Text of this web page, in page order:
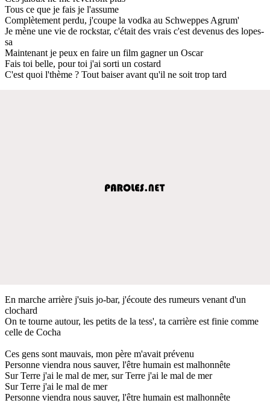
Tous ce que je fais je l'assume
Complètement perdu, j'coupe la vodka au Schweppes Agrum'
Je mène une vie de rockstar, c'était des vrais c'est devenus des lopes-
sa
Maintenant je peux en faire un film gagner un Oscar
Fais toi belle, pour toi j'ai sorti un costard
C'est quoi l'thème ? Tout baiser avant qu'il ne soit trop tard
En marche arrière j'suis jo-bar, j'écoute des rumeurs venant d'un
clochard
On te tourne autour, les petits de la tess', ta carrière est finie comme
celle de Cocha
Ces gens sont mauvais, mon père m'avait prévenu
Personne viendra nous sauver, l'être humain est malhonnête
Sur Terre j'ai le mal de mer, sur Terre j'ai le mal de mer
Sur Terre j'ai le mal de mer
Personne viendra nous sauver, l'être humain est malhonnête